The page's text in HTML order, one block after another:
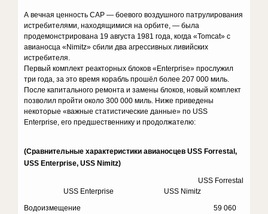
А вечная ценность CAP — боевого воздушного патрулирования
истребителями, находящимися на орбите, — была
продемонстрирована 19 августа 1981 года, когда «Tomcat» с
авианосца «Nimitz» сбили два агрессивных ливийских
истребителя.
Первый комплект реакторных блоков «Enterprise» прослужил
три года, за это время корабль прошёл более 207 000 миль.
После капитального ремонта и замены блоков, новый комплект
позволил пройти около 300 000 миль. Ниже приведены
некоторые «важные статистические данные» по USS
Enterprise, его предшественнику и продолжателю:
(Сравнительные характеристики авианосцев USS Forrestal,
USS Enterprise, USS Nimitz)
USS Forrestal
USS Enterprise USS Nimitz
Водоизмещение 59 060